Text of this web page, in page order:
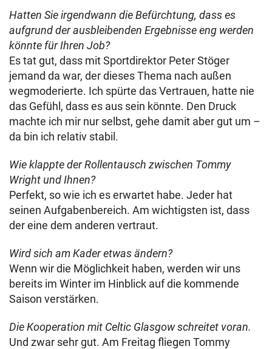
Hatten Sie irgendwann die Befürchtung, dass es
aufgrund der ausbleibenden Ergebnisse eng werden
könnte für Ihren Job?
Es tat gut, dass mit Sportdirektor Peter Stöger
jemand da war, der dieses Thema nach außen
wegmoderierte. Ich spürte das Vertrauen, hatte nie
das Gefühl, dass es aus sein könnte. Den Druck
machte ich mir nur selbst, gehe damit aber gut um –
da bin ich relativ stabil.
Wie klappte der Rollentausch zwischen Tommy
Wright und Ihnen?
Perfekt, so wie ich es erwartet habe. Jeder hat
seinen Aufgabenbereich. Am wichtigsten ist, dass
der eine dem anderen vertraut.
Wird sich am Kader etwas ändern?
Wenn wir die Möglichkeit haben, werden wir uns
bereits im Winter im Hinblick auf die kommende
Saison verstärken.
Die Kooperation mit Celtic Glasgow schreitet voran.
Und zwar sehr gut. Am Freitag fliegen Tommy